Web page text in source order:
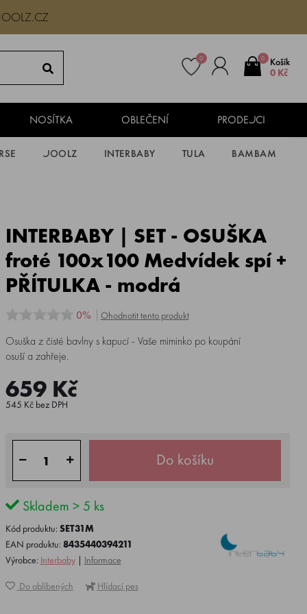
0
Košík
0 Kč
0
NOSÍTKA OBLEČENÍ PRODEJCI
JOOLZ INTERBABY TULA BAMBAM
INTERBABY | SET - OSUŠKA
froté 100x100 Medvídek spí +
PŘÍTULKA - modrá
0% Ohodnotit tento produkt
Osuška z čisté bavlny s kapucí - Vaše miminko po koupání
osuší a zahřeje.
659 Kč
545 Kč bez DPH
Do košíku
Skladem > 5 ks
Kód produktu:SET31M
EAN produktu:8435440394211
Výrobce: Interbaby| Informace
Do oblíbených Hlídací pes